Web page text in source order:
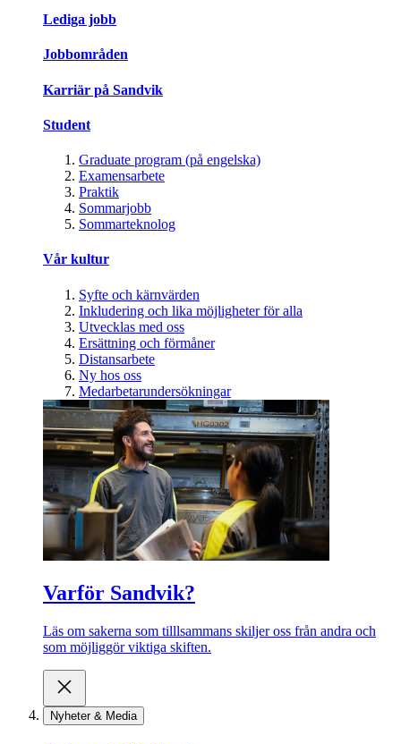
Lediga jobb
Jobbområden
Karriär på Sandvik
Student
Graduate program (på engelska)
Examensarbete
Praktik
Sommarjobb
Sommarteknolog
Vår kultur
Syfte och kärnvärden
Inkludering och lika möjligheter för alla
Utvecklas med oss
Ersättning och förmåner
Distansarbete
Ny hos oss
Medarbetarundersökningar
Varför Sandvik?
Läs om sakerna som tilllsammans skiljer oss från andra och
som möjliggör viktiga skiften.
Nyheter & Media